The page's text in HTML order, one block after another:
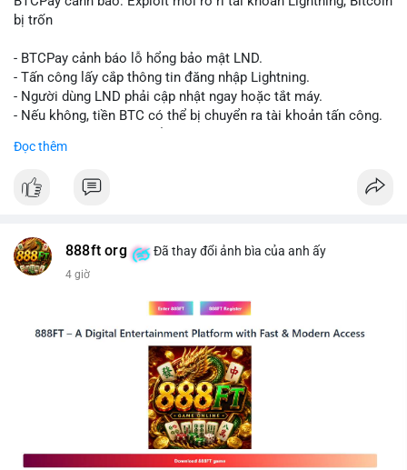
thể dao động nhẹ khi xuất hiện dòng tiền lớn, nhưng chưa đủ
chuyển tiếp theo.
Lời khuyên:
Nhà đầu tư nhỏ lẻ nên theo dõi sát các giao dịch tiếp theo từ
cùng địa chỉ ví nguồn để xác định xu hướng rõ ràng hơn. Tránh
hành động vội vàng dựa trên một giao dịch đơn lẻ, hãy kết hợp
định hợp lý.
#mucgia64963
bị trốn
- BTCPay cảnh báo lỗ hổng bảo mật LND.
- Tấn công lấy cắp thông tin đăng nhập Lightning.
- Người dùng LND phải cập nhật ngay hoặc tắt máy.
- Nếu không, tiền BTC có thể bị chuyển ra tài khoản tấn công.
#vlikevn #titanbot
Đọc thêm
888ft org Đã thay đổi ảnh bìa của anh ấy
4 giờ